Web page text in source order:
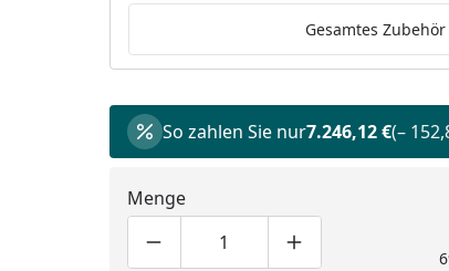
Gesamtes
So zahlen Sie nur7.246,12 €(–
Menge
Produktmenge um eins verringern
Produktmenge manuell
Produktmenge